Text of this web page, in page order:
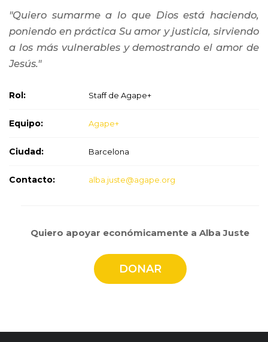
"Quiero sumarme a lo que Dios está haciendo,
poniendo en práctica Su amor y justicia, sirviendo
a los más vulnerables y demostrando el amor de
Jesús."
Rol: Staff de Agape+
Equipo: Agape+
Ciudad: Barcelona
Contacto: alba.juste@agape.org
Quiero apoyar económicamente a Alba Juste
DONAR